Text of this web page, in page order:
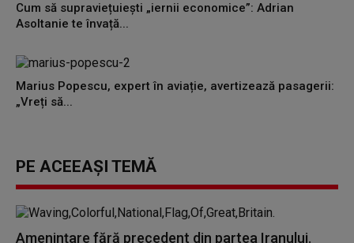
Cum să supraviețuiești „iernii economice”: Adrian
Asoltanie te învață...
Marius Popescu, expert în aviație, avertizează pasagerii:
„Vreți să...
PE ACEEAȘI TEMĂ
Amenințare fără precedent din partea Iranului.